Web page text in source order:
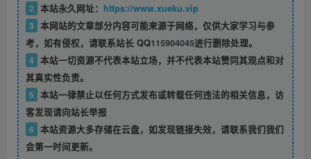
2 本站永久网址： https://www.xueku.vip
3 本网站的文章部分内容可能来源于网络，仅供大家学习与参
考，如有侵权，请联系站长 QQ115904045进行删除处理。
4 本站一切资源不代表本站立场，并不代表本站赞同其观点和对
其真实性负责。
5 本站一律禁止以任何方式发布或转载任何违法的相关信息，访
客发现请向站长举报
6 本站资源大多存储在云盘，如发现链接失效，请联系我们我们
会第一时间更新。